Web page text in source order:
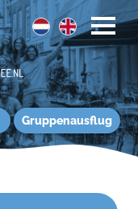
Gruppenausflug